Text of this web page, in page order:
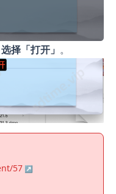
择「打开」 。
57